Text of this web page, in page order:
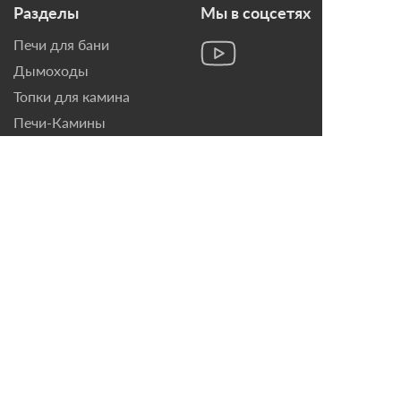
Разделы
Печи для бани
Дымоходы
Топки для камина
Печи-Камины
Мы в соцсетях